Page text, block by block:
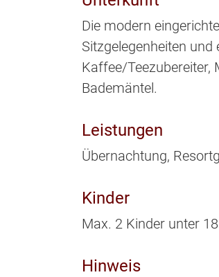
Die modern
Sitzgelegenheiten und
Kaffee/Teezubereiter,
Bademäntel.
Leistungen
Übernachtung,
Kinder
Max. 2 Kinder unter
Hinweis